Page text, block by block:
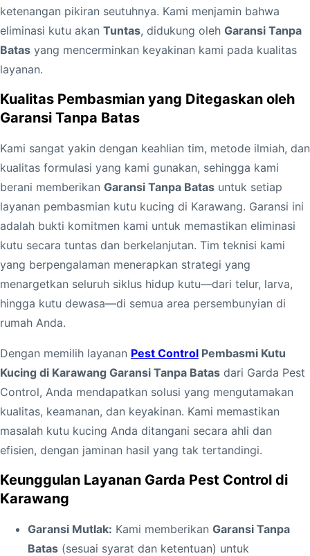
K
K
u
c
n
K
a
r
a
w
a
g
G
ketenangan pikiran seutuhnya. Kami menjamin bahwa
eliminasi kutu akan Tuntas, didukung oleh Garansi Tanpa
Batas yang mencerminkan keyakinan kami pada kualitas
layanan.
Kualitas Pembasmian yang Ditegaskan oleh
Garansi Tanpa Batas
Kami sangat yakin dengan keahlian tim, metode ilmiah, dan
kualitas formulasi yang kami gunakan, sehingga kami
berani memberikan Garansi Tanpa Batas untuk setiap
layanan pembasmian kutu kucing di Karawang. Garansi ini
adalah bukti komitmen kami untuk memastikan eliminasi
kutu secara tuntas dan berkelanjutan. Tim teknisi kami
yang berpengalaman menerapkan strategi yang
menargetkan seluruh siklus hidup kutu—dari telur, larva,
hingga kutu dewasa—di semua area persembunyian di
rumah Anda.
Dengan memilih layanan Pest Control Pembasmi Kutu
Kucing di Karawang Garansi Tanpa Batas dari Garda Pest
Control, Anda mendapatkan solusi yang mengutamakan
kualitas, keamanan, dan keyakinan. Kami memastikan
masalah kutu kucing Anda ditangani secara ahli dan
efisien, dengan jaminan hasil yang tak tertandingi.
Keunggulan Layanan Garda Pest Control di
Karawang
Garansi Mutlak: Kami memberikan Garansi Tanpa
Batas (sesuai syarat dan ketentuan) untuk